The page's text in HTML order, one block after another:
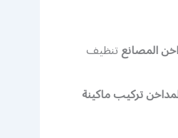
المصانعتنظيف
تركيب ماكينة